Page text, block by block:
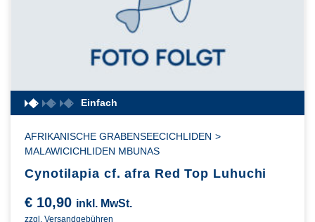
Einfach
AFRIKANISCHE GRABENSEECICHLIDEN >
MALAWICICHLIDEN MBUNAS
Cynotilapia cf. afra Red Top Luhuchi
€ 10,90 inkl. MwSt.
zzgl. Versandgebühren